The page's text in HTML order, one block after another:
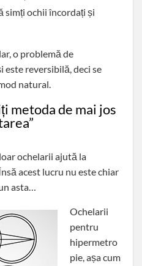
simți ochii încordați și
o problemă de
reversibilă, deci se
natural.
metoda de mai jos
ochelarii ajută la
acest lucru nu este chiar
asta…
Ochelarii
pentru
hipermetro
pie, așa cum